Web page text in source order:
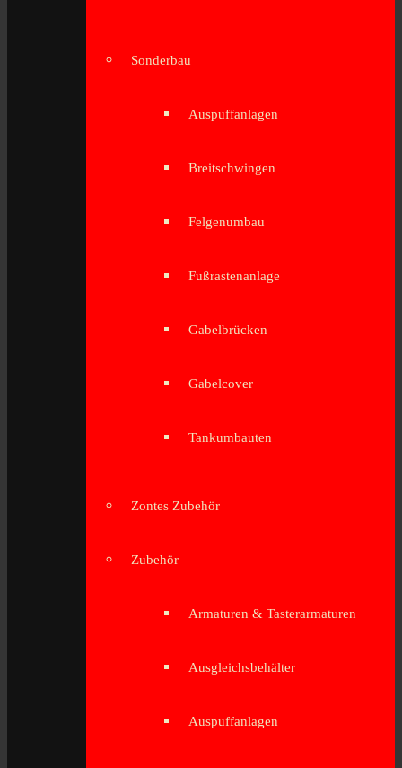
Sonderbau
Auspuffanlagen
Breitschwingen
Felgenumbau
Fußrastenanlage
Gabelbrücken
Gabelcover
Tankumbauten
Zontes Zubehör
Zubehör
Armaturen & Tasterarmaturen
Ausgleichsbehälter
Auspuffanlagen